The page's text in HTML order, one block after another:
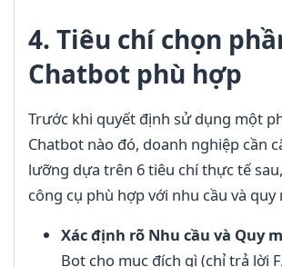
4. Tiêu chí chọn
Chatbot phù hợp
Trước khi quyết định sử dụng một
Chatbot nào đó, doanh nghiệp cần
lưỡng dựa trên 6 tiêu chí thực tế
công cụ phù hợp với nhu cầu và quy
Xác định rõ Nhu cầu và Quy
Bot cho mục đích gì (chỉ trả lời